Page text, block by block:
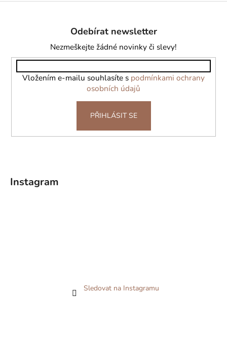
Odebírat newsletter
Nezmeškejte žádné novinky či slevy!
Vložením e-mailu souhlasíte s podmínkami ochrany
osobních údajů
PŘIHLÁSIT SE
Instagram
Sledovat na Instagramu